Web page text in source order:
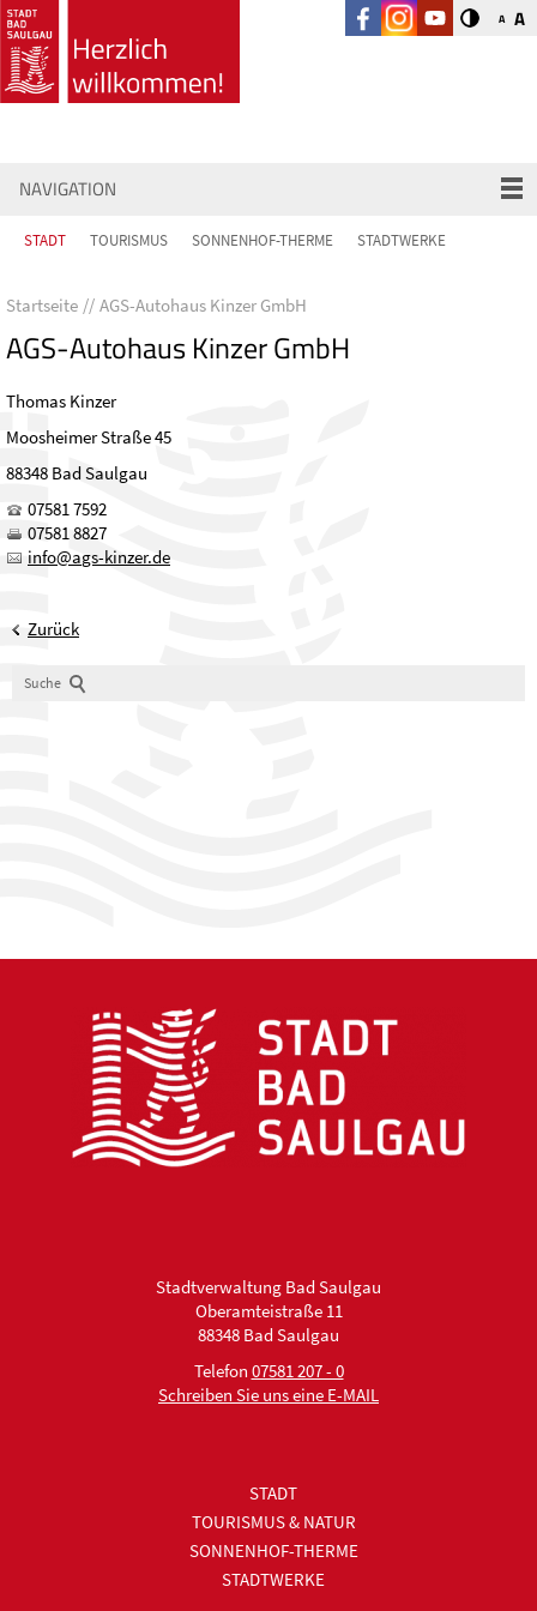
A A
NAVIGATION
STADT TOURISMUS SONNENHOF-THERME STADTWERKE
Startseite AGS-Autohaus Kinzer GmbH
AGS-Autohaus Kinzer GmbH
Thomas Kinzer
Moosheimer Straße 45
88348 Bad Saulgau
07581 7592
07581 8827
nf
gs-k nz r d
Zurück
Suche
Stadtverwaltung Bad Saulgau
Oberamteistraße 11
88348 Bad Saulgau
Telefon 07581 207 - 0
Schreiben Sie uns eine E-MAIL
STADT
TOURISMUS & NATUR
SONNENHOF-THERME
STADTWERKE